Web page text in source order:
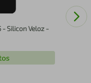
Silicon Veloz -